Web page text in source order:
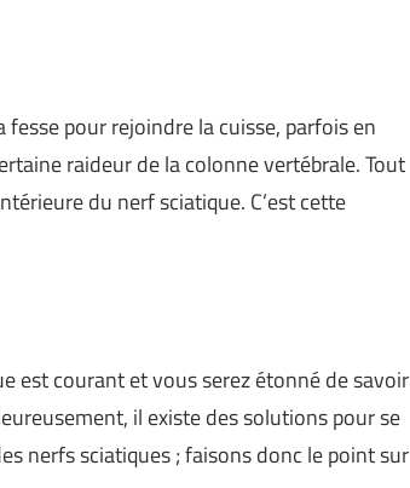
pour rejoindre la cuisse, parfois en
raideur de la colonne vertébrale. Tout
du nerf sciatique. C’est cette
est courant et vous serez étonné de savoir
il existe des solutions pour se
nerfs sciatiques ; faisons donc le point sur